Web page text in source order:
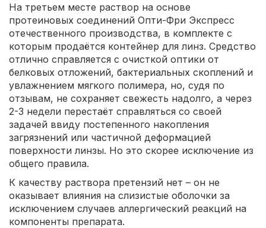
На третьем месте раствор на основе
протеиновых соединений Опти-Фри Экспресс
отечественного производства, в комплекте с
которым продаётся контейнер для линз. Средство
отлично справляется с очисткой оптики от
белковых отложений, бактериальных скоплений и
увлажнением мягкого полимера, но, судя по
отзывам, не сохраняет свежесть надолго, а через
2-3 недели перестаёт справляться со своей
задачей ввиду постепенного накопления
загрязнений или частичной деформацией
поверхности линзы. Но это скорее исключение из
общего правила.
К качеству раствора претензий нет – он не
оказывает влияния на слизистые оболочки за
исключением случаев аллергический реакций на
компоненты препарата.